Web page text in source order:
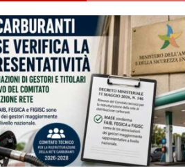
PREZZI CARBURANTI
Serve un prezzo
e Figisc
COMUNICATI
su di loro le